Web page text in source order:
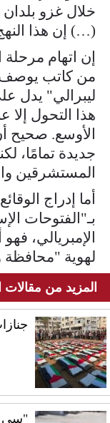
خلال غزو
(…) إن هذا
إن اتهام مرحلة
من كاتب يوصف
ليبرالي" يدل
هذا التحول إلا
الأوسع. صحيح
جديدة تمامًا،
المستشرقين
أما إدراج
بـ"الفتوحات
الإمبريالي،
لهوية
المزيد من مقالات
"سي